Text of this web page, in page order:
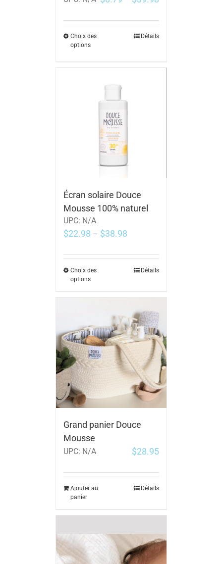
Choix des
options
Détails
Écran solaire Douce
Mousse 100% naturel
UPC: N/A
$22.98 – $38.98
Choix des
options
Détails
Grand panier Douce
Mousse
UPC: N/A $28.95
Ajouter au
panier
Détails